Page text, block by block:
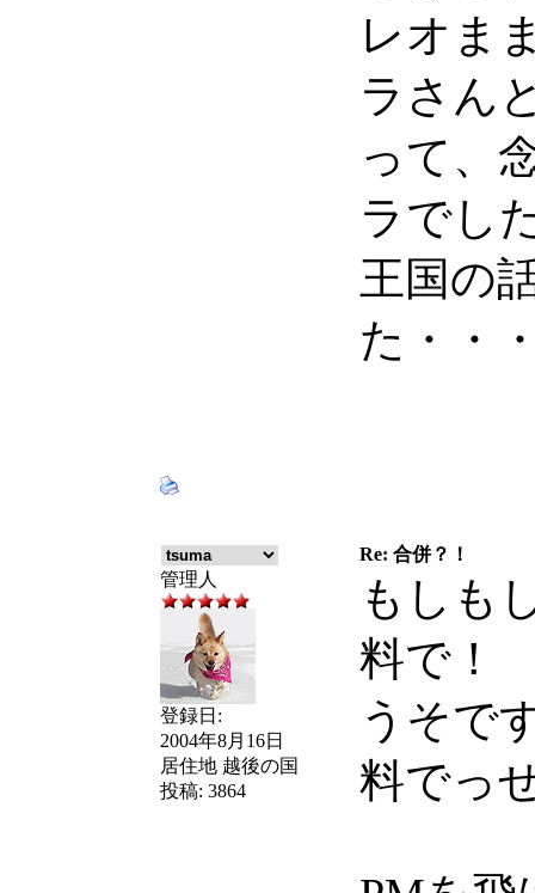
レオま
ラさん
って、
ラでし
王国の
た・・
Re: 合併？！
管理人
登録日:
2004年8月16日
居住地 越後の国
投稿: 3864
もしも
料で！
うそで
料でっ